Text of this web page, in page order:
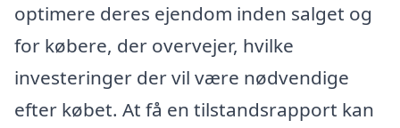
optimere deres ejendom inden salget og
for købere, der overvejer, hvilke
investeringer der vil være nødvendige
efter købet. At få en tilstandsrapport kan